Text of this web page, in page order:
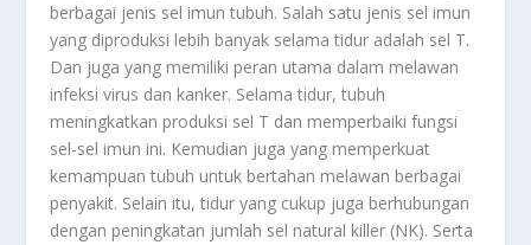
berbagai jenis sel imun tubuh. Salah satu jenis sel imun
yang diproduksi lebih banyak selama tidur adalah sel T.
Dan juga yang memiliki peran utama dalam melawan
infeksi virus dan kanker. Selama tidur, tubuh
meningkatkan produksi sel T dan memperbaiki fungsi
sel-sel imun ini. Kemudian juga yang memperkuat
kemampuan tubuh untuk bertahan melawan berbagai
penyakit. Selain itu, tidur yang cukup juga berhubungan
dengan peningkatan jumlah sel natural killer (NK). Serta